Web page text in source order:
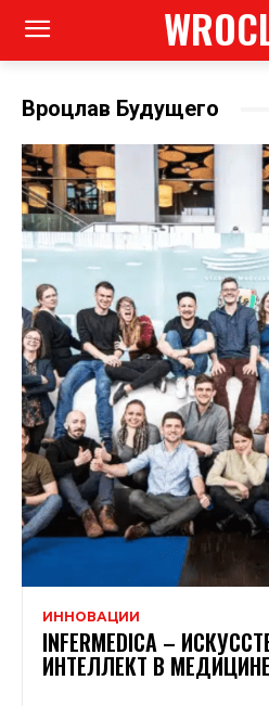
Вроцлав Будущего
ИННОВАЦИИ
INFERMEDICA –
ИНТЕЛЛЕКТ В МЕДИЦИНЕ